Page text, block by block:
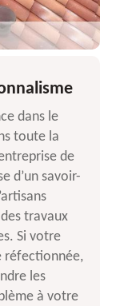
dans le
toute la
de
d’un savoir-
travaux
Si votre
réfectionnée,
les
à votre